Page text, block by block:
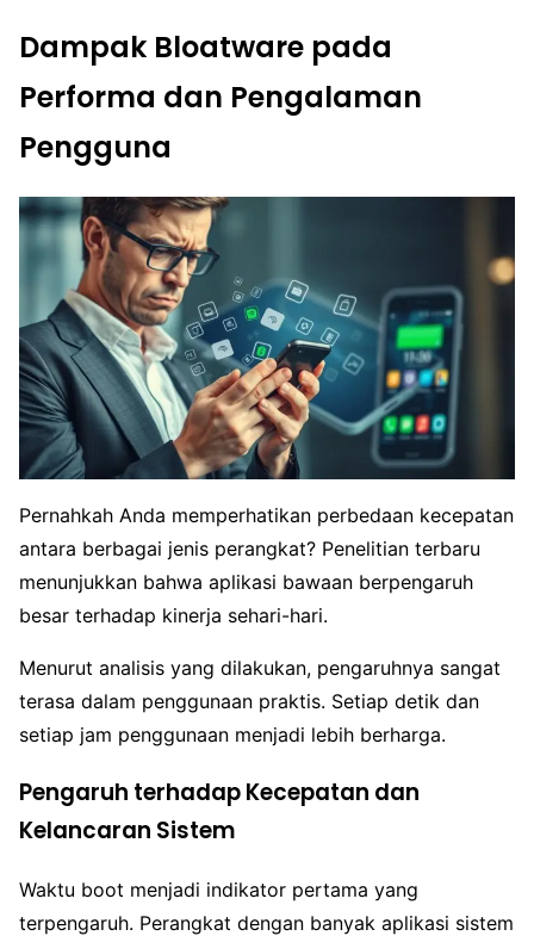
Dampak Bloatware pada
Performa dan Pengalaman
Pengguna
Pernahkah Anda memperhatikan perbedaan kecepatan
antara berbagai jenis perangkat? Penelitian terbaru
menunjukkan bahwa aplikasi bawaan berpengaruh
besar terhadap kinerja sehari-hari.
Menurut analisis yang dilakukan, pengaruhnya sangat
terasa dalam penggunaan praktis. Setiap detik dan
setiap jam penggunaan menjadi lebih berharga.
Pengaruh terhadap Kecepatan dan
Kelancaran Sistem
Waktu boot menjadi indikator pertama yang
terpengaruh. Perangkat dengan banyak aplikasi sistem